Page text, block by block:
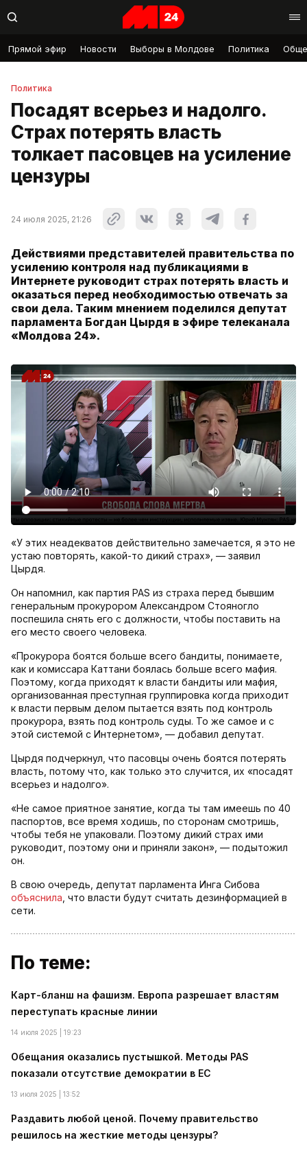
Прямой эфир Новости Выборы в Молдове Политика
Политика
Посадят всерьез и надолго.
Страх потерять власть
толкает пасовцев на усиление
цензуры
24 июля 2025, 21:26
Действиями представителей правительства по
усилению контроля над публикациями в
Интернете руководит страх потерять власть и
оказаться перед необходимостью отвечать за
свои дела. Таким мнением поделился депутат
парламента Богдан Цырдя в эфире телеканала
«Молдова 24».
«У этих неадекватов действительно замечается, я это не
устаю повторять, какой-то дикий страх», — заявил
Цырдя.
Он напомнил, как партия PAS из страха перед бывшим
генеральным прокурором Александром Стояногло
поспешила снять его с должности, чтобы поставить на
его место своего человека.
«Прокурора боятся больше всего бандиты, понимаете,
как и комиссара Каттани боялась больше всего мафия.
Поэтому, когда приходят к власти бандиты или мафия,
организованная преступная группировка когда приходит
к власти первым делом пытается взять под контроль
прокурора, взять под контроль суды. То же самое и с
этой системой с Интернетом», — добавил депутат.
Цырдя подчеркнул, что пасовцы очень боятся потерять
власть, потому что, как только это случится, их «посадят
всерьез и надолго».
«Не самое приятное занятие, когда ты там имеешь по 40
паспортов, все время ходишь, по сторонам смотришь,
чтобы тебя не упаковали. Поэтому дикий страх ими
руководит, поэтому они и приняли закон», — подытожил
он.
В свою очередь, депутат парламента Инга Сибова
объяснила , что власти будут считать дезинформацией в
сети.
По теме:
Карт-бланш на фашизм. Европа разрешает властям
переступать красные линии
14 июля 2025 | 19:23
Обещания оказались пустышкой. Методы PAS
показали отсутствие демократии в ЕС
13 июля 2025 | 13:52
Раздавить любой ценой. Почему правительство
решилось на жесткие методы цензуры?